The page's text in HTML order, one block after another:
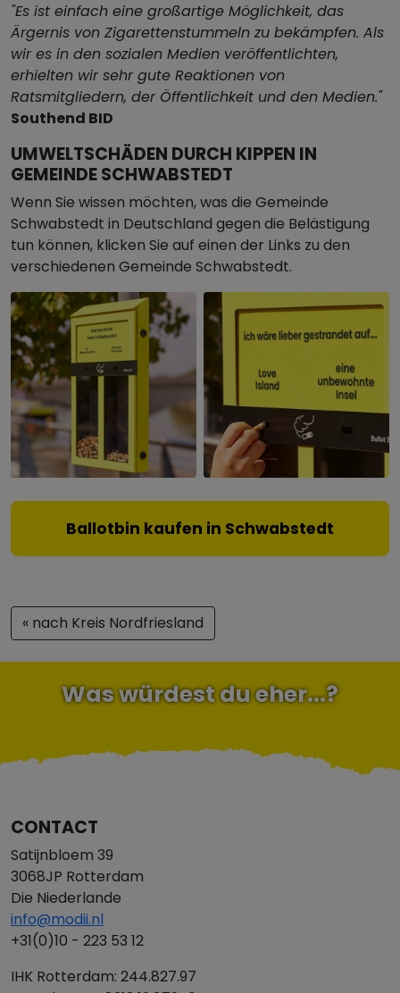
"Es ist einfach eine großartige Möglichkeit, das
Ärgernis von Zigarettenstummeln zu bekämpfen. Als
wir es in den sozialen Medien veröffentlichten,
erhielten wir sehr gute Reaktionen von
Ratsmitgliedern, der Öffentlichkeit und den Medien."
Southend BID
UMWELTSCHÄDEN DURCH KIPPEN IN
GEMEINDE SCHWABSTEDT
Wenn Sie wissen möchten, was die Gemeinde
Schwabstedt in Deutschland gegen die Belästigung
tun können, klicken Sie auf einen der Links zu den
verschiedenen Gemeinde Schwabstedt.
Ballotbin kaufen in Schwabstedt
« nach Kreis Nordfriesland
Was würdest du eher...?
CONTACT
Satijnbloem 39
3068JP Rotterdam
Die Niederlande
info@modii.nl
+31(0)10 - 223 53 12
IHK Rotterdam: 244.827.97